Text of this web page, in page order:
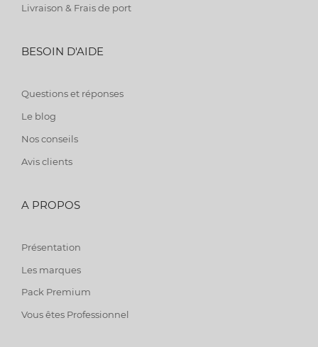
Livraison & Frais de port
BESOIN D'AIDE
Questions et réponses
Le blog
Nos conseils
Avis clients
A PROPOS
Présentation
Les marques
Pack Premium
Vous êtes Professionnel